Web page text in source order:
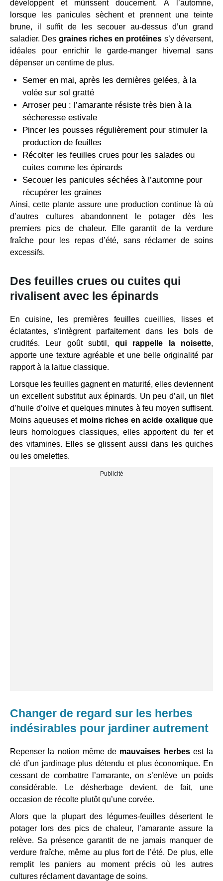
développent et mûrissent doucement. À l’automne,
lorsque les panicules sèchent et prennent une teinte
brune, il suffit de les secouer au-dessus d’un grand
saladier. Des graines riches en protéines s’y déversent,
idéales pour enrichir le garde-manger hivernal sans
dépenser un centime de plus.
Semer en mai, après les dernières gelées, à la
volée sur sol gratté
Arroser peu : l’amarante résiste très bien à la
sécheresse estivale
Pincer les pousses régulièrement pour stimuler la
production de feuilles
Récolter les feuilles crues pour les salades ou
cuites comme les épinards
Secouer les panicules séchées à l’automne pour
récupérer les graines
Ainsi, cette plante assure une production continue là où
d’autres cultures abandonnent le potager dès les
premiers pics de chaleur. Elle garantit de la verdure
fraîche pour les repas d’été, sans réclamer de soins
excessifs.
Des feuilles crues ou cuites qui
rivalisent avec les épinards
En cuisine, les premières feuilles cueillies, lisses et
éclatantes, s’intègrent parfaitement dans les bols de
crudités. Leur goût subtil, qui rappelle la noisette,
apporte une texture agréable et une belle originalité par
rapport à la laitue classique.
Lorsque les feuilles gagnent en maturité, elles deviennent
un excellent substitut aux épinards. Un peu d’ail, un filet
d’huile d’olive et quelques minutes à feu moyen suffisent.
Moins aqueuses et moins riches en acide oxaliqueque
leurs homologues classiques, elles apportent du fer et
des vitamines. Elles se glissent aussi dans les quiches
ou les omelettes.
Changer de regard sur les herbes
indésirables pour jardiner autrement
Repenser la notion même de mauvaises herbesest la
clé d’un jardinage plus détendu et plus économique. En
cessant de combattre l’amarante, on s’enlève un poids
considérable. Le désherbage devient, de fait, une
occasion de récolte plutôt qu’une corvée.
Alors que la plupart des légumes-feuilles désertent le
potager lors des pics de chaleur, l’amarante assure la
relève. Sa présence garantit de ne jamais manquer de
verdure fraîche, même au plus fort de l’été. De plus, elle
remplit les paniers au moment précis où les autres
cultures réclament davantage de soins.